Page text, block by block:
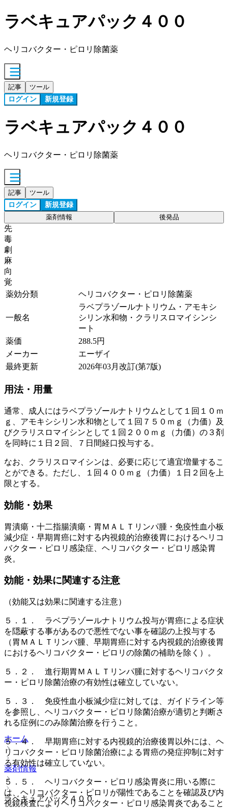
ラベキュアパック４００
ヘリコバクター・ピロリ除菌薬
記事 ツール
ログイン 新規登録
ラベキュアパック４００
ヘリコバクター・ピロリ除菌薬
記事 ツール
ログイン 新規登録
薬剤情報 後発品
先
毒
劇
麻
向
覚
薬効分類
ヘリコバクター・ピロリ除菌薬
一般名
ラベプラゾールナトリウム・アモキシ
シリン水和物・クラリスロマイシンシ
ート
薬価
288.5円
メーカー
エーザイ
最終更新
2026年03月改訂(第7版)
用法・用量
通常、成人にはラベプラゾールナトリウムとして１回１０ｍ
ｇ、アモキシシリン水和物として１回７５０ｍｇ（力価）及
びクラリスロマイシンとして１回２００ｍｇ（力価）の３剤
を同時に１日２回、７日間経口投与する。
なお、クラリスロマイシンは、必要に応じて適宜増量するこ
とができる。ただし、１回４００ｍｇ（力価）１日２回を上
限とする。
効能・効果
胃潰瘍・十二指腸潰瘍・胃ＭＡＬＴリンパ腫・免疫性血小板
減少症・早期胃癌に対する内視鏡的治療後胃におけるヘリコ
バクター・ピロリ感染症、ヘリコバクター・ピロリ感染胃
炎。
効能・効果に関連する注意
（効能又は効果に関連する注意）
５．１． ラベプラゾールナトリウム投与が胃癌による症状
を隠蔽する事があるので悪性でない事を確認の上投与する
（胃ＭＡＬＴリンパ腫、早期胃癌に対する内視鏡的治療後胃
におけるヘリコバクター・ピロリの除菌の補助を除く）。
５．２． 進行期胃ＭＡＬＴリンパ腫に対するヘリコバクタ
ー・ピロリ除菌治療の有効性は確立していない。
５．３． 免疫性血小板減少症に対しては、ガイドライン等
を参照し、ヘリコバクター・ピロリ除菌治療が適切と判断さ
れる症例にのみ除菌治療を行うこと。
５．４． 早期胃癌に対する内視鏡的治療後胃以外には、ヘ
リコバクター・ピロリ除菌治療による胃癌の発症抑制に対す
る有効性は確立していない。
５．５． ヘリコバクター・ピロリ感染胃炎に用いる際に
は、ヘリコバクター・ピロリが陽性であることを確認及び内
視鏡検査によりヘリコバクター・ピロリ感染胃炎であること
ホーム
薬剤情報
ラベキュアパック４００